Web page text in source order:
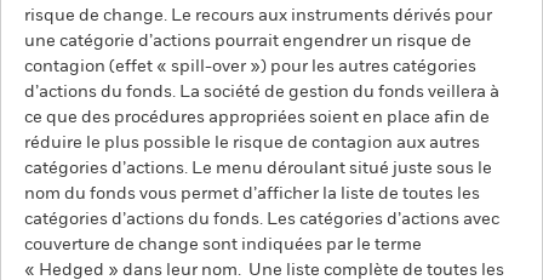
risque de change. Le recours aux instruments dérivés pour
une catégorie d’actions pourrait engendrer un risque de
contagion (effet « spill-over ») pour les autres catégories
d’actions du fonds. La société de gestion du fonds veillera à
ce que des procédures appropriées soient en place afin de
réduire le plus possible le risque de contagion aux autres
catégories d’actions. Le menu déroulant situé juste sous le
nom du fonds vous permet d’afficher la liste de toutes les
catégories d’actions du fonds. Les catégories d’actions avec
couverture de change sont indiquées par le terme
« Hedged » dans leur nom. Une liste complète de toutes les